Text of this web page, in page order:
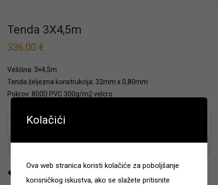
Tenda 3X4,5m
336.00 €
Veličina: 3×4,5m
Tenda željezna konstrukcija: 32mm x 0,80mm
Pokrov: 800D PVC 300g/m2 velcro
Kolačići
Ova web stranica koristi kolačiće za poboljšanje
korisničkog iskustva, ako se slažete pritisnite